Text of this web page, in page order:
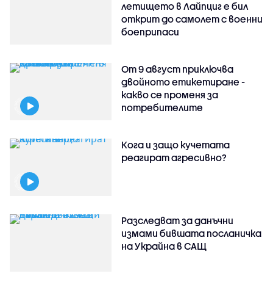
летището в Лайпциг е бил
открит до самолет с военни
боеприпаси
От 9 август приключва
двойното етикетиране -
какво се променя за
потребителите
Кога и защо кучетата
реагират агресивно?
Разследват за данъчни
измами бившата посланичка
на Украйна в САЩ